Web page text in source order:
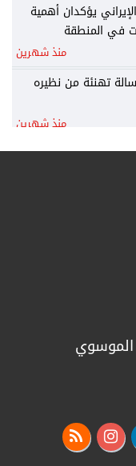
يؤكدان أهمية
في المنطقة
منذ شهرين
تهنئة من نظيره
منذ شهرين
نائباً عنه لرئاسة
الخليج يُعدّ جزءاً لا
الوزراء اليوم
مشمولة بالتعرفة
سيرسل لأهالي
العلمي